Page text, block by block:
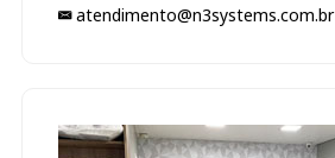
atendimento@n3systems.com.br